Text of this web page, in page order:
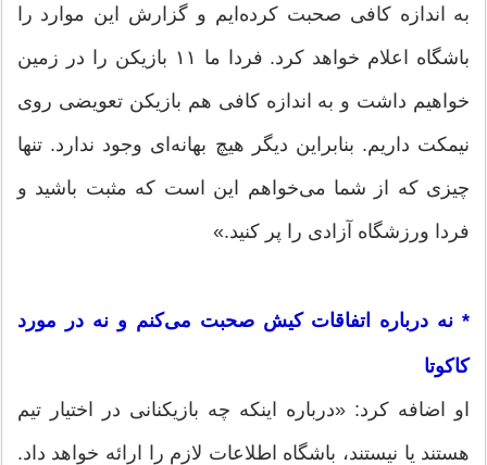
به اندازه کافی صحبت کرده‌ایم و گزارش این موارد را
باشگاه اعلام خواهد کرد. فردا ما ۱۱ بازیکن را در زمین
خواهیم داشت و به اندازه کافی هم بازیکن تعویضی روی
نیمکت داریم. بنابراین دیگر هیچ بهانه‌ای وجود ندارد. تنها
چیزی که از شما می‌خواهم این است که مثبت باشید و
فردا ورزشگاه آزادی را پر کنید.»
* نه درباره اتفاقات کیش صحبت می‌کنم و نه در مورد
کاکوتا
او اضافه کرد: «درباره اینکه چه بازیکنانی در اختیار تیم
هستند یا نیستند، باشگاه اطلاعات لازم را ارائه خواهد داد.